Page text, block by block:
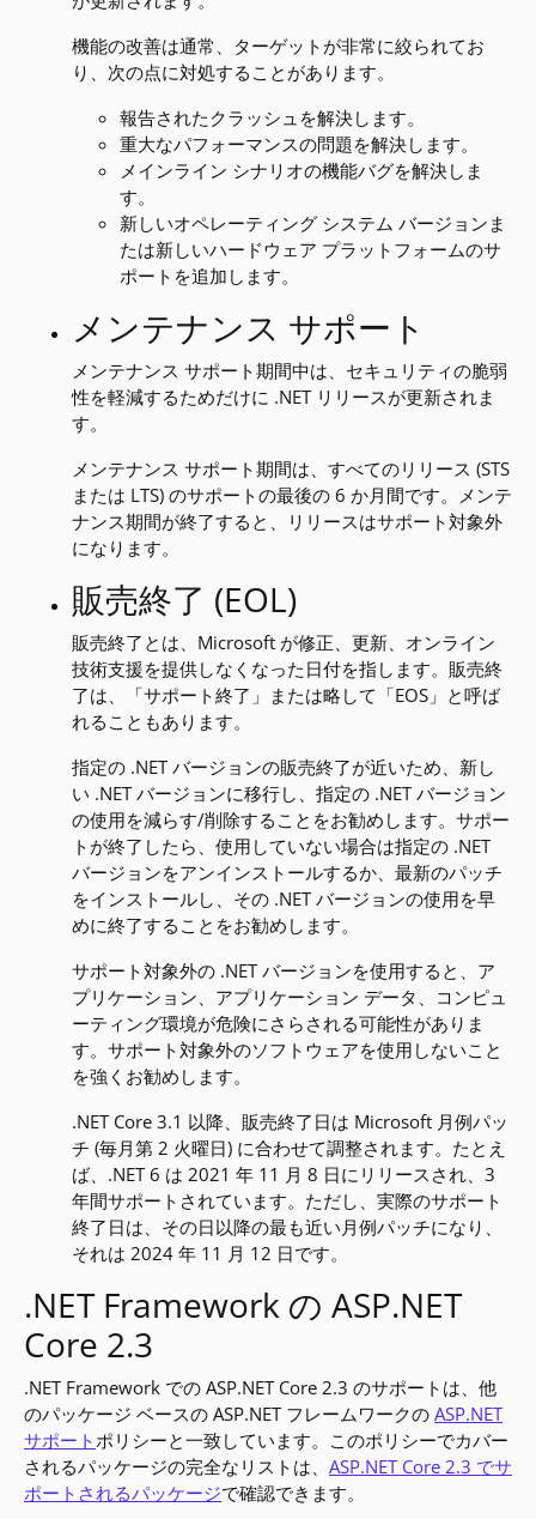
機能の改善は通常、ターゲットが非常に絞られてお
り、次の点に対処することがあります。
報告されたクラッシュを解決します。
重大なパフォーマンスの問題を解決します。
メインライン シナリオの機能バグを解決しま
す。
新しいオペレーティング システム バージョンま
たは新しいハードウェア プラットフォームのサ
ポートを追加します。
メンテナンス サポート
メンテナンス サポート期間中は、セキュリティの脆弱
性を軽減するためだけに .NET リリースが更新されま
す。
メンテナンス サポート期間は、すべてのリリース (STS
または LTS) のサポートの最後の 6 か月間です。メンテ
ナンス期間が終了すると、リリースはサポート対象外
になります。
販売終了 (EOL)
販売終了とは、Microsoft が修正、更新、オンライン
技術支援を提供しなくなった日付を指します。販売終
了は、「サポート終了」または略して「EOS」と呼ば
れることもあります。
指定の .NET バージョンの販売終了が近いため、新し
い .NET バージョンに移行し、指定の .NET バージョン
の使用を減らす/削除することをお勧めします。サポー
トが終了したら、使用していない場合は指定の .NET
バージョンをアンインストールするか、最新のパッチ
をインストールし、その .NET バージョンの使用を早
めに終了することをお勧めします。
サポート対象外の .NET バージョンを使用すると、ア
プリケーション、アプリケーション データ、コンピュ
ーティング環境が危険にさらされる可能性がありま
す。サポート対象外のソフトウェアを使用しないこと
を強くお勧めします。
.NET Core 3.1 以降、販売終了日は Microsoft 月例パッ
チ (毎月第 2 火曜日) に合わせて調整されます。たとえ
ば、.NET 6 は 2021 年 11 月 8 日にリリースされ、3
年間サポートされています。ただし、実際のサポート
終了日は、その日以降の最も近い月例パッチになり、
それは 2024 年 11 月 12 日です。
.NET Framework の ASP.NET
Core 2.3
.NET Framework での ASP.NET Core 2.3 のサポートは、他
のパッケージ ベースの ASP.NET フレームワークの ASP.NET
サポート ポリシーと一致しています。このポリシーでカバー
されるパッケージの完全なリストは、 ASP.NET Core 2.3 でサ
ポートされるパッケージで確認できます。